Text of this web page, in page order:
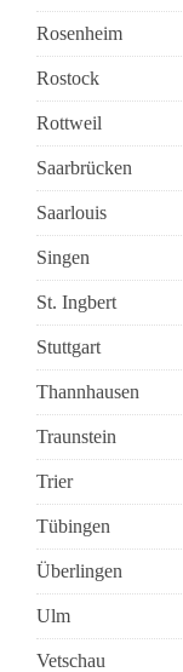
Rosenheim
Rostock
Rottweil
Saarbrücken
Saarlouis
Singen
St. Ingbert
Stuttgart
Thannhausen
Traunstein
Trier
Tübingen
Überlingen
Ulm
Vetschau